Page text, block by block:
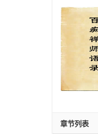
章节列表